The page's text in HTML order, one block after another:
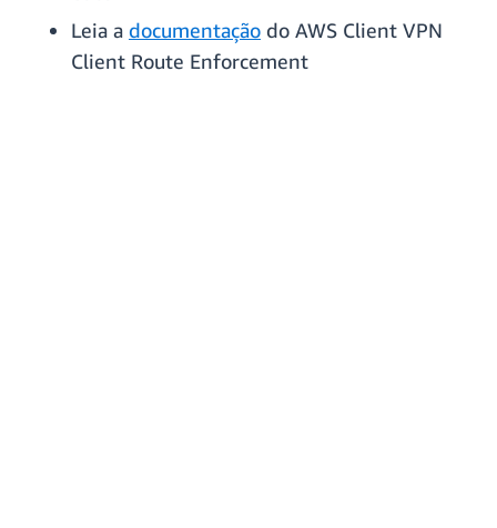
Leia a documentação do AWS Client VPN
Client Route Enforcement